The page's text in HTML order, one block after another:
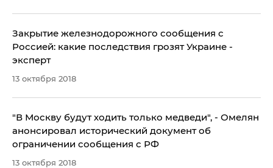
​Закрытие железнодорожного сообщения с
Россией: какие последствия грозят Украине -
эксперт
13 октября 2018
"В Москву будут ходить только медведи", - Омелян
анонсировал исторический документ об
ограничении сообщения с РФ
13 октября 2018